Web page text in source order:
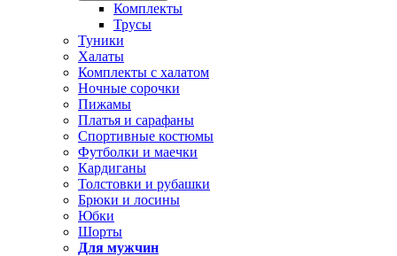
Комплекты
Трусы
Туники
Халаты
Комплекты с халатом
Ночные сорочки
Пижамы
Платья и сарафаны
Спортивные костюмы
Футболки и маечки
Кардиганы
Толстовки и рубашки
Брюки и лосины
Юбки
Шорты
Для мужчин